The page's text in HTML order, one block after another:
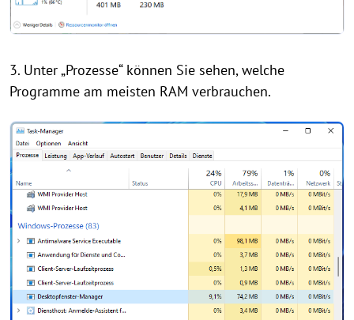
3. Unter „Prozesse“ können Sie sehen, welche
Programme am meisten RAM verbrauchen.